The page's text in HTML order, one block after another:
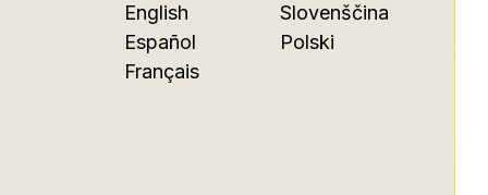
English
Español
Français
Slovenščina
Polski